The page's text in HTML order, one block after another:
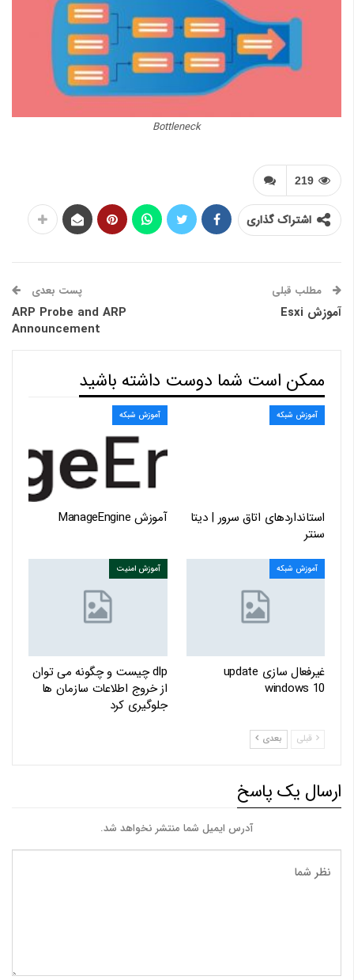
Bottleneck
219
اشتراک گذاری
مطلب قبلی
آموزش Esxi
پست بعدی
ARP Probe and ARP
Announcement
ممکن است شما دوست داشته باشید
آموزش شبکه
استانداردهای اتاق سرور | دیتا
سنتر
آموزش شبکه
آموزش ManageEngine
آموزش شبکه
غیرفعال سازی update
windows 10
آموزش امنیت
dlp چیست و چگونه می توان
از خروج اطلاعات سازمان ها
جلوگیری کرد
قبلی بعدی
ارسال یک پاسخ
آدرس ایمیل شما منتشر نخواهد شد.